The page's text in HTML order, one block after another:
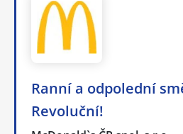
Ranní a odpolední
Revoluční!